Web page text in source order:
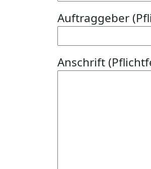
Auftraggeber
Anschrift